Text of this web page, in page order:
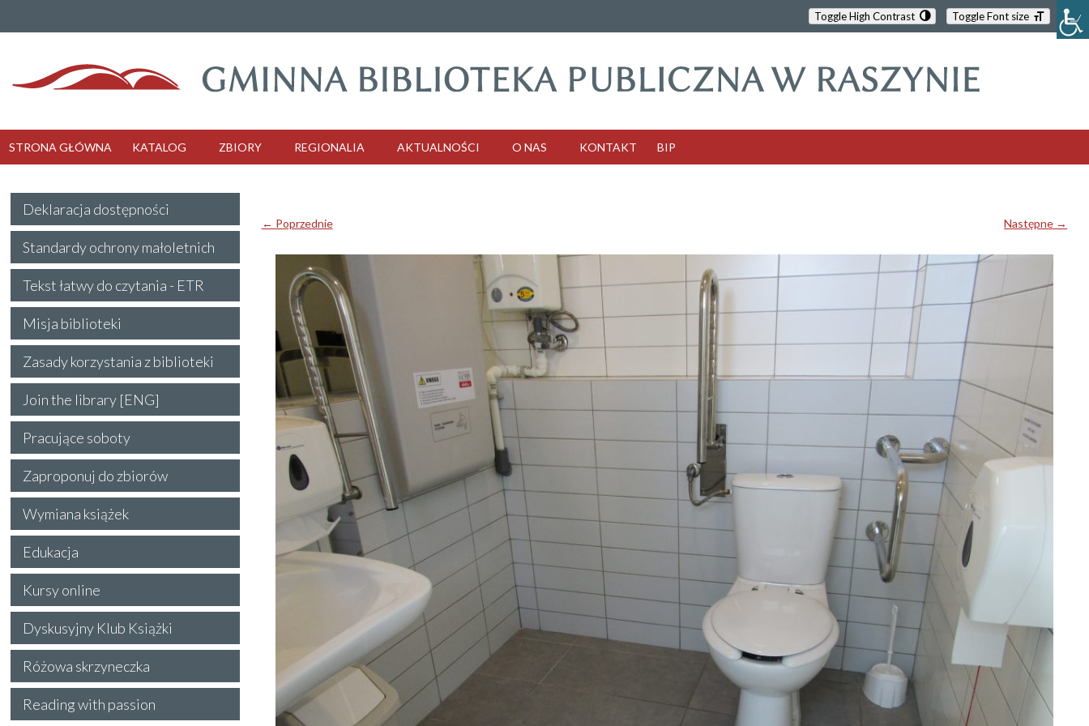
Toggle High Contrast Toggle Font size
STRONA GŁÓWNA KATALOG ZBIORY REGIONALIA AKTUALNOŚCI O NAS KONTAKT BIP
← Poprzednie Następne →
Deklaracja dostępności
Standardy ochrony małoletnich
Tekst łatwy do czytania - ETR
Misja biblioteki
Zasady korzystania z biblioteki
Join the library [ENG]
Pracujące soboty
Zaproponuj do zbiorów
Wymiana książek
Edukacja
Kursy online
Dyskusyjny Klub Książki
Różowa skrzyneczka
Reading with passion